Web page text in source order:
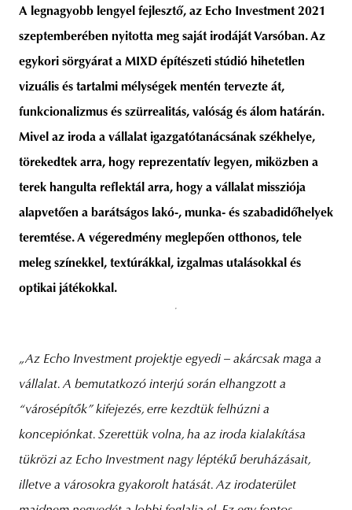
A legnagyobb lengyel fejlesztő, az Echo Investment 2021
szeptemberében nyitotta meg saját irodáját Varsóban. Az
egykori sörgyárat a MIXD építészeti stúdió hihetetlen
vizuális és tartalmi mélységek mentén tervezte át,
funkcionalizmus és szürrealitás, valóság és álom határán.
Mivel az iroda a vállalat igazgatótanácsának székhelye,
törekedtek arra, hogy reprezentatív legyen, miközben a
terek hangulta reflektál arra, hogy a vállalat missziója
alapvetően a barátságos lakó-, munka- és szabadidőhelyek
teremtése. A végeredmény meglepően otthonos, tele
meleg színekkel, textúrákkal, izgalmas utalásokkal és
optikai játékokkal.
„Az Echo Investment projektje egyedi – akárcsak maga a
vállalat. A bemutatkozó interjú során elhangzott a
“városépítők” kifejezés, erre kezdtük felhúzni a
koncepiónkat. Szerettük volna, ha az iroda kialakítása
tükrözi az Echo Investment nagy léptékű beruházásait,
illetve a városokra gyakorolt hatását. Az irodaterület